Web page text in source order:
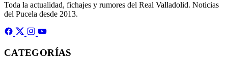
Toda la actualidad, fichajes y rumores del Real Valladolid. Noticias
del Pucela desde 2013.
CATEGORÍAS